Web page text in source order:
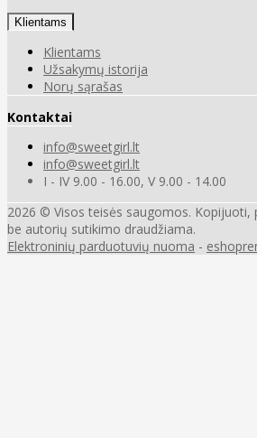
Klientams
Klientams
Užsakymų istorija
Norų sąrašas
Kontaktai
info@sweetgirl.lt
info@sweetgirl.lt
I - IV 9.00 - 16.00, V 9.00 - 14.00
2026 © Visos teisės saugomos. Kopijuoti,
be autorių sutikimo draudžiama.
Elektroninių parduotuvių nuoma -